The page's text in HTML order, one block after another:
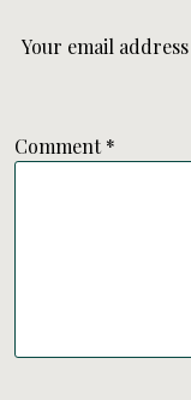
Your email
Comment*